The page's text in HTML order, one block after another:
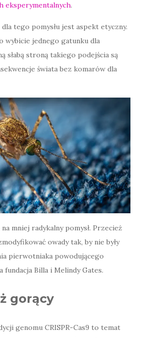
eksperymentalnych.
tego pomysłu jest aspekt etyczny.
wybicie jednego gatunku dla
słabą stroną takiego podejścia są
świata bez komarów dla
mniej radykalny pomysł. Przecież
owady tak, by nie były
pierwotniaka powodującego
fundacja Billa i Melindy Gates.
gorący
genomu CRISPR-Cas9 to temat